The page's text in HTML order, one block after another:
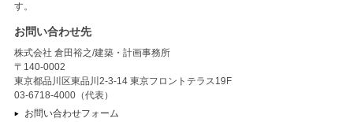
す。
お問い合わせ先
株式会社 倉田裕之/建築・計画事務所
〒140-0002
東京都品川区東品川2-3-14 東京フロントテラス19F
03-6718-4000（代表）
お問い合わせフォーム